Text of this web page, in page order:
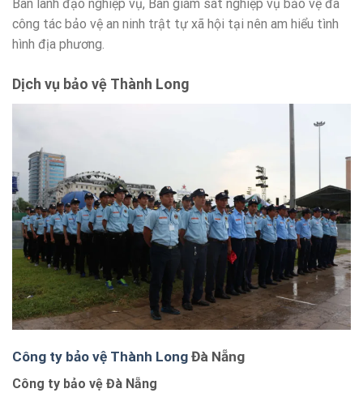
Ban lãnh đạo nghiệp vụ, Ban giám sát nghiệp vụ bảo vệ đã
công tác bảo vệ an ninh trật tự xã hội tại nên am hiểu tình
hình địa phương.
Dịch vụ bảo vệ Thành Long
Công ty bảo vệ Thành Long Đà Nẵng
Công ty bảo vệ Đà Nẵng